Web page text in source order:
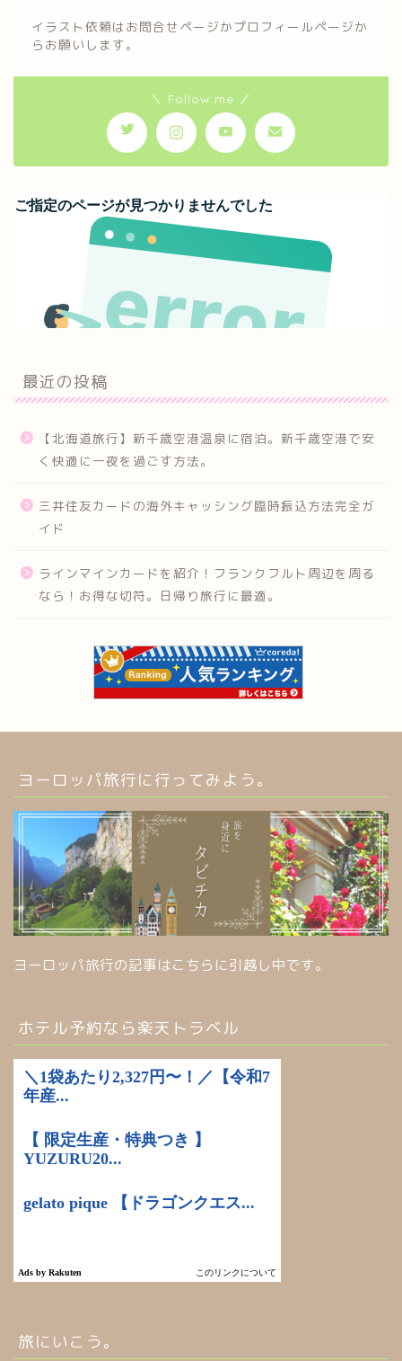
イラスト依頼はお問合せページかプロフィールページか
らお願いします。
＼ Follow me ／
最近の投稿
【北海道旅行】新千歳空港温泉に宿泊。新千歳空港で安
く快適に一夜を過ごす方法。
三井住友カードの海外キャッシング臨時振込方法完全ガ
イド
ラインマインカードを紹介！フランクフルト周辺を周る
なら！お得な切符。日帰り旅行に最適。
ヨーロッパ旅行に行ってみよう。
ヨーロッパ旅行の記事はこちらに引越し中です。
ホテル予約なら楽天トラベル
旅にいこう。